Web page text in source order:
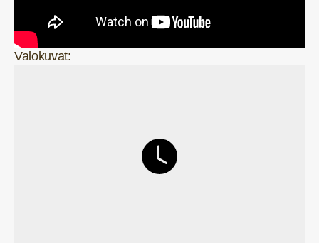
Valokuvat: